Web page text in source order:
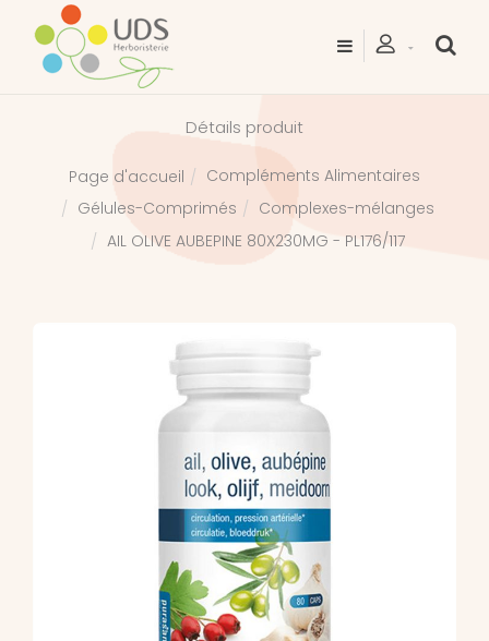
Détails produit
Page d'accueil
Compléments Alimentaires
Gélules-Comprimés
Complexes-mélanges
AIL OLIVE AUBEPINE 80X230MG - PL176/117